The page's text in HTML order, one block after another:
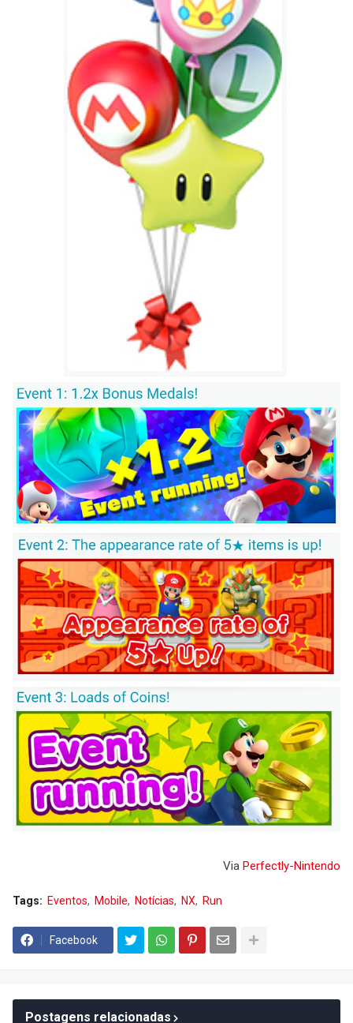
Via Perfectly-Nintendo
Tags: Eventos Mobile Notícias NX Run
Facebook
Postagens relacionadas